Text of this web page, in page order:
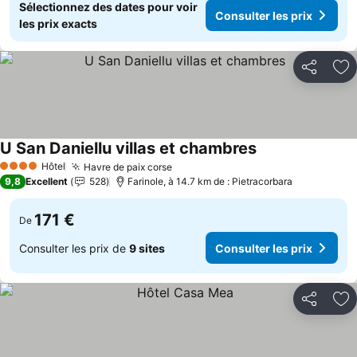
Sélectionnez des dates pour voir
les prix exacts
Consulter les prix
Partager
4 Étoiles Hôtel Havre de paix corseConsulter les prix
U San Daniellu villas et chambresConsulter les
9,8 Excellent 528 Farinole, à 14.7 km de : Pietracorbara
De 171 €
Consulter les prix de 9 sites Consulter les prix
Partager